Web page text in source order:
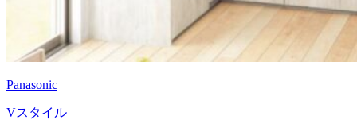
Panasonic
Vスタイル